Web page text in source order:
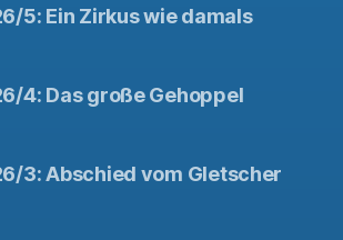
5: Ein Zirkus wie damals
4: Das große Gehoppel
3: Abschied vom Gletscher